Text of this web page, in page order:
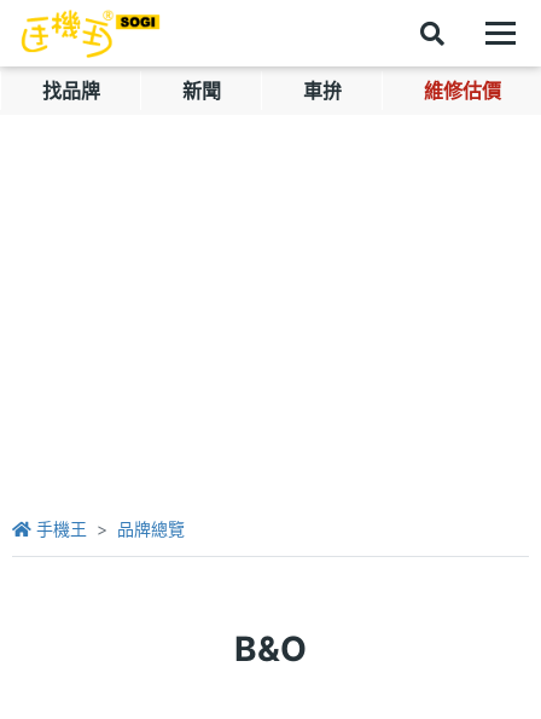
找品牌 新聞 車拚 維修估價
手機王 品牌總覽
B&O